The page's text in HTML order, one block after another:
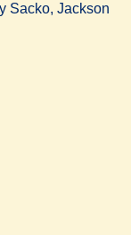
Sacko, Jackson